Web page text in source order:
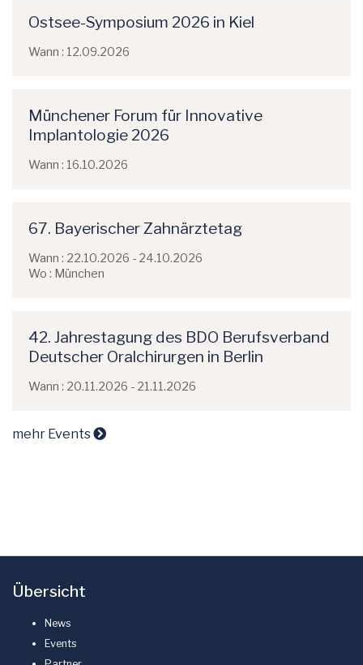
Ostsee-Symposium 2026 in Kiel
Wann : 12.09.2026
Münchener Forum für Innovative
Implantologie 2026
Wann : 16.10.2026
67. Bayerischer Zahnärztetag
Wann : 22.10.2026 - 24.10.2026
Wo : München
42. Jahrestagung des BDO Berufsverband
Deutscher Oralchirurgen in Berlin
Wann : 20.11.2026 - 21.11.2026
mehr Events
Übersicht
News
Events